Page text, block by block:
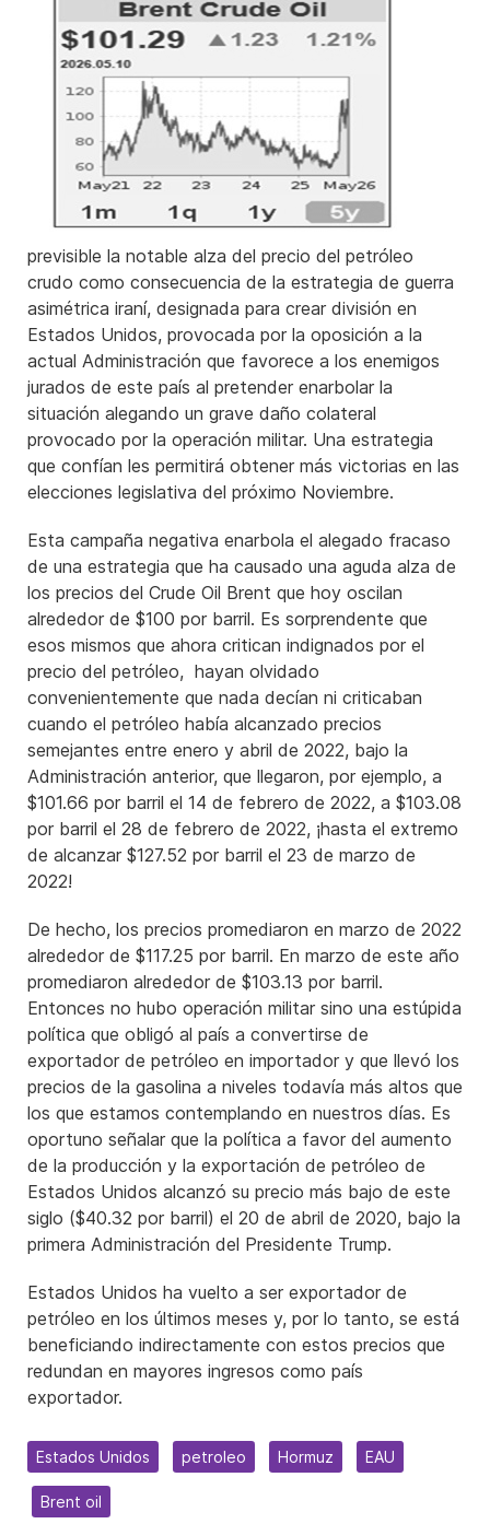
previsible la notable alza del precio del petróleo
crudo como consecuencia de la estrategia de guerra
asimétrica iraní, designada para crear división en
Estados Unidos, provocada por la oposición a la
actual Administración que favorece a los enemigos
jurados de este país al pretender enarbolar la
situación alegando un grave daño colateral
provocado por la operación militar. Una estrategia
que confían les permitirá obtener más victorias en las
elecciones legislativa del próximo Noviembre.
Esta campaña negativa enarbola el alegado fracaso
de una estrategia que ha causado una aguda alza de
los precios del Crude Oil Brent que hoy oscilan
alrededor de $100 por barril. Es sorprendente que
esos mismos que ahora critican indignados por el
precio del petróleo, hayan olvidado
convenientemente que nada decían ni criticaban
cuando el petróleo había alcanzado precios
semejantes entre enero y abril de 2022, bajo la
Administración anterior, que llegaron, por ejemplo, a
$101.66 por barril el 14 de febrero de 2022, a $103.08
por barril el 28 de febrero de 2022, ¡hasta el extremo
de alcanzar $127.52 por barril el 23 de marzo de
2022!
De hecho, los precios promediaron en marzo de 2022
alrededor de $117.25 por barril. En marzo de este año
promediaron alrededor de $103.13 por barril.
Entonces no hubo operación militar sino una estúpida
política que obligó al país a convertirse de
exportador de petróleo en importador y que llevó los
precios de la gasolina a niveles todavía más altos que
los que estamos contemplando en nuestros días. Es
oportuno señalar que la política a favor del aumento
de la producción y la exportación de petróleo de
Estados Unidos alcanzó su precio más bajo de este
siglo ($40.32 por barril) el 20 de abril de 2020, bajo la
primera Administración del Presidente Trump.
Estados Unidos ha vuelto a ser exportador de
petróleo en los últimos meses y, por lo tanto, se está
beneficiando indirectamente con estos precios que
redundan en mayores ingresos como país
exportador.
Estados Unidos petroleo Hormuz EAU
Brent oil